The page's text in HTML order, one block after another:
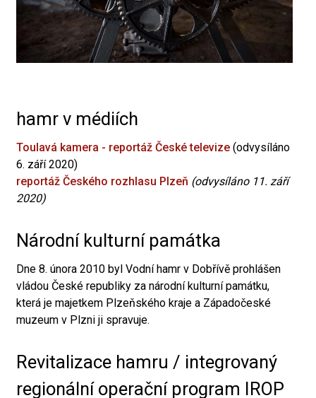
hamr v médiích
Toulavá kamera - reportáž České televize (odvysíláno
6. září 2020)
reportáž Českého rozhlasu Plzeň (odvysíláno 11. září
2020)
Národní kulturní památka
Dne 8. února 2010 byl Vodní hamr v Dobřívě prohlášen
vládou České republiky za národní kulturní památku,
která je majetkem Plzeňského kraje a Západočeské
muzeum v Plzni ji spravuje.
Revitalizace hamru / integrovaný
regionální operační program IROP